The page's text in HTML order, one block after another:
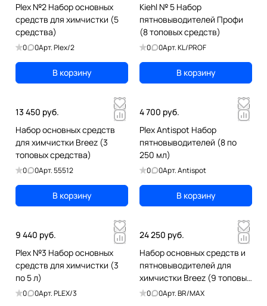
Plex №2 Набор основных
средств для химчистки (5
средства)
0 0Арт.Plex/2
В корзину
Kiehl № 5 Набор
пятновыводителей Профи
(8 топовых средств)
0 0Арт.KL/PROF
В корзину
13 450 руб.
Набор основных средств
для химчистки Breez (3
топовых средства)
0 0Арт.55512
В корзину
4 700 руб.
Plex Antispot Набор
пятновыводителей (8 по
250 мл)
0 0Арт.Antispot
В корзину
9 440 руб.
Plex №3 Набор основных
средств для химчистки (3
по 5 л)
0 0Арт.PLEX/3
24 250 руб.
Набор основных средств и
пятновыводителей для
химчистки Breez (9 топовых
средств)
0 0Арт.BR/MAX